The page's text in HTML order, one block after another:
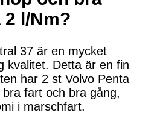
2 l/Nm?
37 är en mycket
kvalitet. Detta är en fin
har 2 st Volvo Penta
fart och bra gång,
i marschfart.